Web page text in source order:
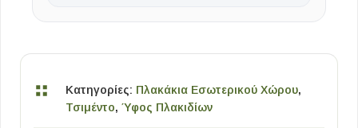
Κατηγορίες: Πλακάκια Εσωτερικού Χώρου,
Τσιμέντο, Ύφος Πλακιδίων